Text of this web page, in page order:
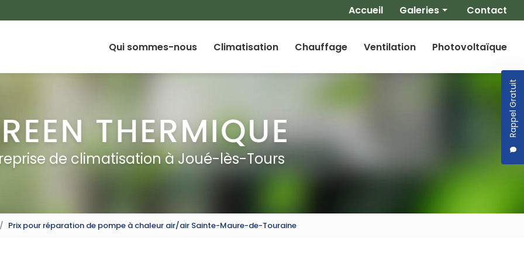
Navigation secondaire
Accueil Galeries
Chauffage
Ventilation
Contact
Rappel Gratuit
Qui sommes-nous
Climatisation Chauffage Ventilation Photovoltaïque
de climatisation à Joué-lès-Tours
Prix pour réparation de pompe à chaleur air/air Sainte-Maure-de-Touraine